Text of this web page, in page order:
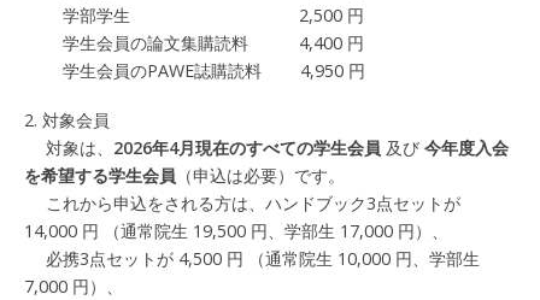
学部学生 2,500 円
学生会員の論文集購読料 4,400 円
学生会員のPAWE誌購読料 4,950 円
2. 対象会員
対象は、 2026年4⽉現在のすべての学生会員 及び 今年度入会
を希望する学生会員 （申込は必要）です。
これから申込をされる方は、ハンドブック3点セットが
14,000 円 （通常院生 19,500 円、学部生 17,000 円）、
必携3点セットが 4,500 円 （通常院生 10,000 円、学部生
7,000 円）、